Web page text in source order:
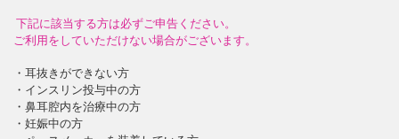
下記に該当する方は必ずご申告ください。
ご利用をしていただけない場合がございます。
・耳抜きができない方
・インスリン投与中の方
・鼻耳腔内を治療中の方
・妊娠中の方